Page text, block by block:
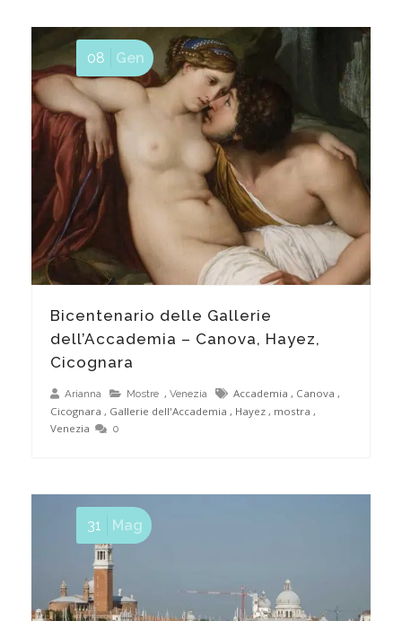
Bicentenario delle Gallerie
dell’Accademia – Canova, Hayez,
Cicognara
Arianna Mostre , Venezia Accademia , Canova ,
Cicognara , Gallerie dell'Accademia , Hayez , mostra ,
Venezia
0
08 Gen
31 Mag